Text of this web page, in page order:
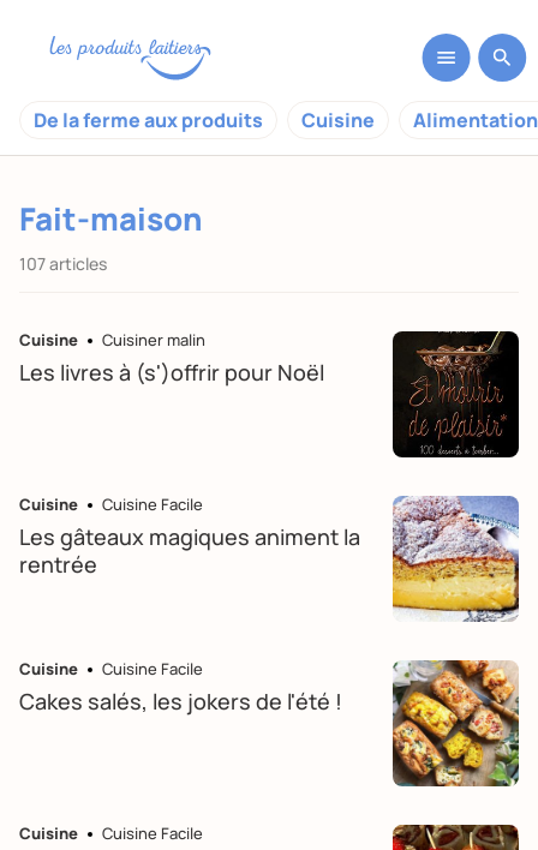
De la ferme aux produits Cuisine
Fait-maison
107 articles
Cuisine Cuisiner malin
Les livres à (s')offrir pour Noël
Cuisine Cuisine Facile
Les gâteaux magiques animent la
rentrée
Cuisine Cuisine Facile
Cakes salés, les jokers de l'été !
Cuisine Cuisine Facile